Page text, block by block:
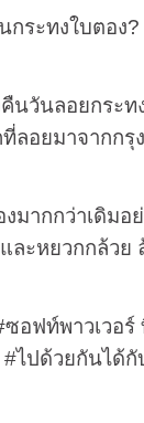
กระทงใบตอง?
นวันลอยกระท
ลอยมาจากก
กว่าเดิมอย่า
ละหยวกกล้วย
ซอฟท์พาวเวอร์
#ไปด้วยกันได้